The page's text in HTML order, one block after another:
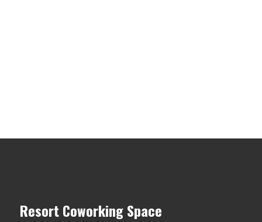
Resort Coworking Space